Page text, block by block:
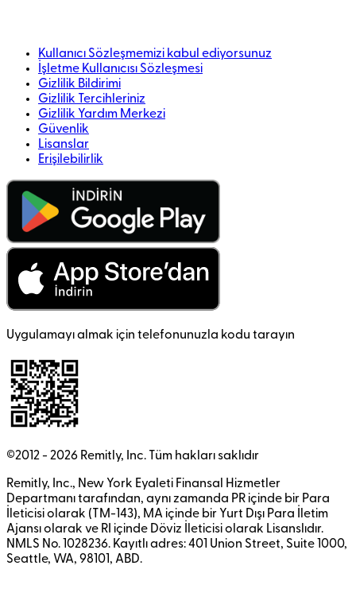
Kullanıcı Sözleşmemizi kabul ediyorsunuz
İşletme Kullanıcısı Sözleşmesi
Gizlilik Bildirimi
Gizlilik Tercihleriniz
Gizlilik Yardım Merkezi
Güvenlik
Lisanslar
Erişilebilirlik
Uygulamayı almak için telefonunuzla kodu tarayın
©2012 - 2026 Remitly, Inc. Tüm hakları saklıdır
Remitly, Inc., New York Eyaleti Finansal Hizmetler
Departmanı tarafından, aynı zamanda PR içinde bir Para
İleticisi olarak (TM-143), MA içinde bir Yurt Dışı Para İletim
Ajansı olarak ve RI içinde Döviz İleticisi olarak Lisanslıdır.
NMLS No. 1028236. Kayıtlı adres: 401 Union Street, Suite 1000,
Seattle, WA, 98101, ABD.